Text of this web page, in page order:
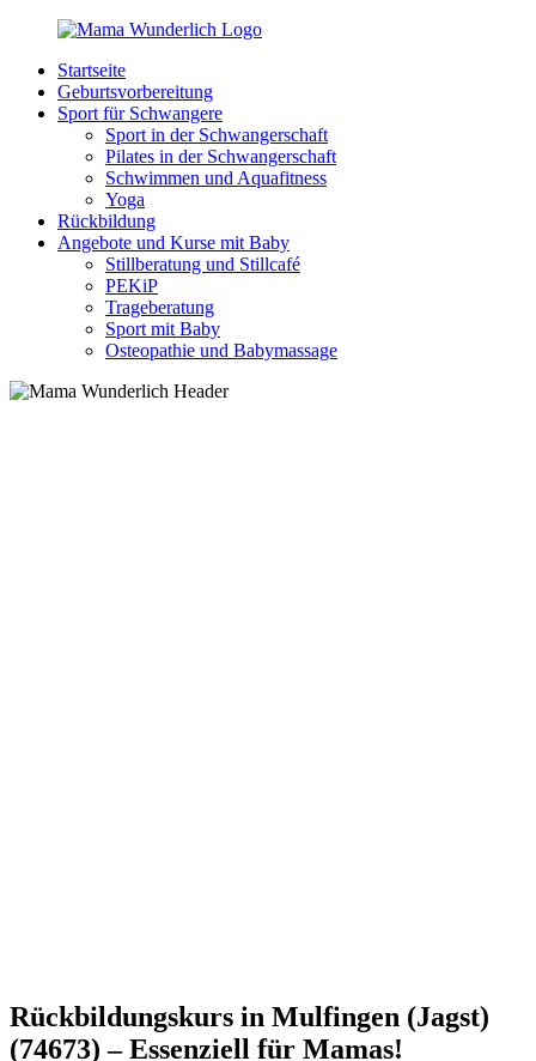
Zurück
Inhalt
MamaWunderlich.de
Mutti
sein
wunderbar!
Startseite
Geburtsvorbereitung
Sport für Schwangere
Sport in der Schwangerschaft
Pilates in der Schwangerschaft
Schwimmen und Aquafitness
Yoga
Rückbildung
Angebote und Kurse mit Baby
Stillberatung und Stillcafé
PEKiP
Trageberatung
Sport mit Baby
Osteopathie und Babymassage
Rückbildungskurs in Mulfingen (Jagst)
(74673) – Essenziell für Mamas!